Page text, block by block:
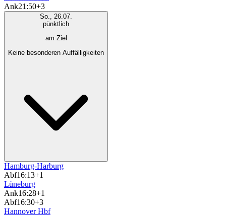
Ank21:50+3
So., 26.07.
pünktlich
am Ziel
Keine besonderen Auffälligkeiten
Hamburg-Harburg
Abf16:13+1
Lüneburg
Ank16:28+1
Abf16:30+3
Hannover Hbf